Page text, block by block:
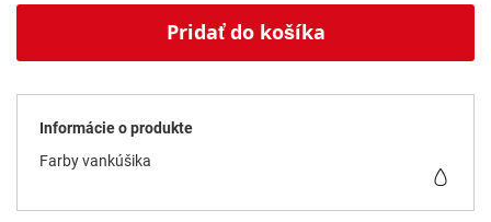
Pridať do košíka
Informácie o produkte
Farby vankúšika